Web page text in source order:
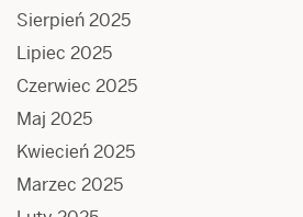
Sierpień 2025
Lipiec 2025
Czerwiec 2025
Maj 2025
Kwiecień 2025
Marzec 2025